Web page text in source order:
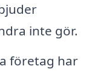
inte gör.
företag har